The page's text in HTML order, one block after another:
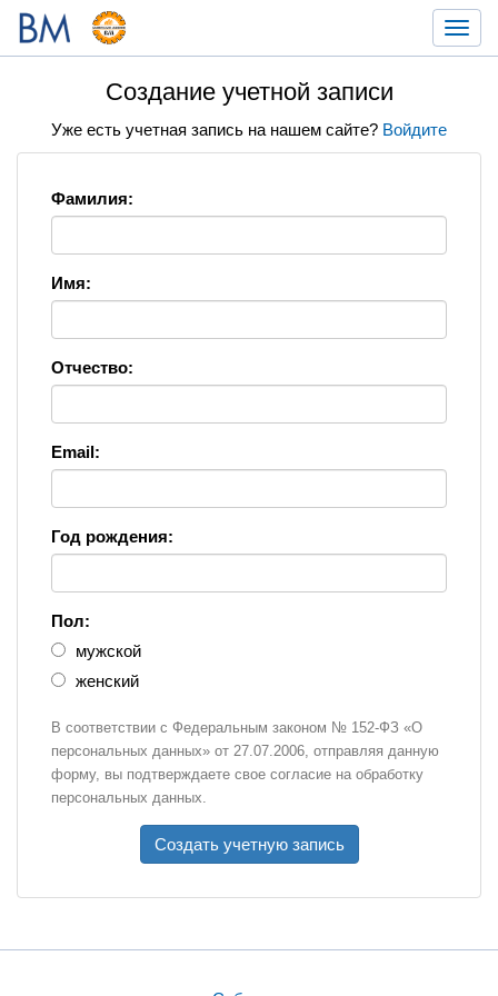
Создание учетной записи
Уже есть учетная запись на нашем сайте? Войдите
Фамилия:
Имя:
Отчество:
Email:
Год рождения:
Пол:
мужской
женский
В соответствии с Федеральным законом № 152-ФЗ «О
персональных данных» от 27.07.2006, отправляя данную
форму, вы подтверждаете свое согласие на обработку
персональных данных.
Создать учетную запись